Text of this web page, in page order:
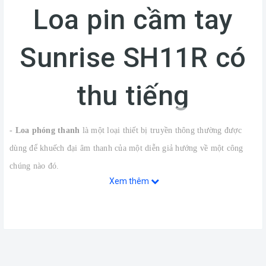
Loa pin cầm tay
Sunrise SH11R có
thu tiếng
- Loa phóng thanh là một loại thiết bị truyền thông thường được
dùng để khuếch đại âm thanh của một diễn giả hướng về một công
chúng nào đó.
Xem thêm